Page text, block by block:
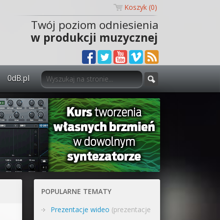
Koszyk (0)
Twój poziom odniesienia
w produkcji muzycznej
0dB.pl
0dB.pl - informacje
Newsletter
Materiały dla mediów
Archiwum aktualności
POPULARNE TEMATY
Prezentacje wideo (prezentacje